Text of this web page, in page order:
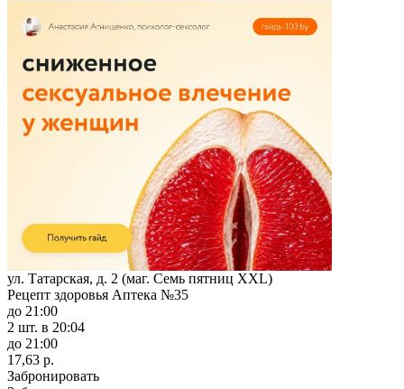
ул. Татарская, д. 2 (маг. Семь пятниц XXL)
Рецепт здоровья Аптека №35
до 21:00
2 шт. в 20:04
до 21:00
17,63 р.
Забронировать